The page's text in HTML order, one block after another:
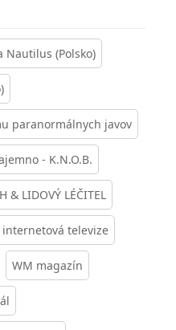
Nautilus (Polsko)
paranormálnych javov
- K.N.O.B.
& LIDOVÝ LÉČITEL
internetová televize
WM magazín